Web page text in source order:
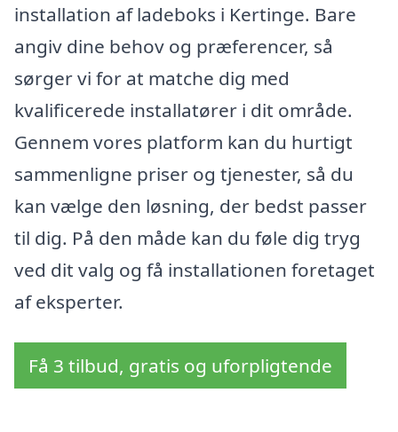
installation af ladeboks i Kertinge. Bare
angiv dine behov og præferencer, så
sørger vi for at matche dig med
kvalificerede installatører i dit område.
Gennem vores platform kan du hurtigt
sammenligne priser og tjenester, så du
kan vælge den løsning, der bedst passer
til dig. På den måde kan du føle dig tryg
ved dit valg og få installationen foretaget
af eksperter.
Få 3 tilbud, gratis og uforpligtende